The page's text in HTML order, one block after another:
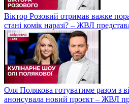
Віктор Розовий отримав важке
стані комік наразі? – ЖВЛ
Оля Полякова готуватиме разом з
анонсувала новий проєкт – ЖВЛ